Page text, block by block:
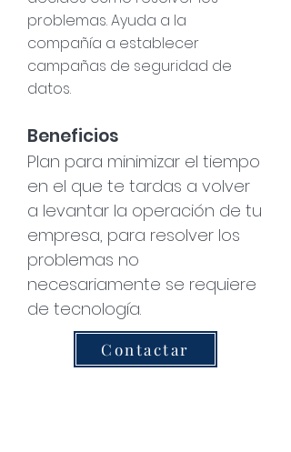
problemas. Ayuda a la
compañía a establecer
campañas de seguridad de
datos.
Beneficios
Plan para minimizar el tiempo
en el que te tardas a volver
a levantar la operación de tu
empresa, para resolver los
problemas no
necesariamente se requiere
de tecnología.
Contactar